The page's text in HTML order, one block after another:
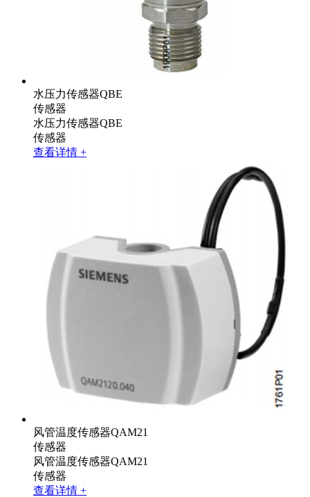
水压力传感器QBE
传感器
水压力传感器QBE
传感器
查看详情 +
风管温度传感器QAM21
传感器
风管温度传感器QAM21
传感器
查看详情 +